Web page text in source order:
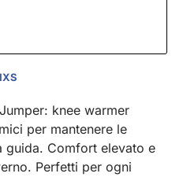
IXS
knee warmer
per mantenere le
guida. Comfort elevato e
Perfetti per ogni